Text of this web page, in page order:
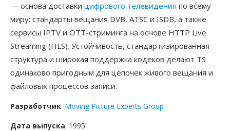
— основа доставки цифрового телевидения по всему
миру: стандарты вещания DVB, ATSC и ISDB, а также
сервисы IPTV и OTT-стриминга на основе HTTP Live
Streaming (HLS). Устойчивость, стандартизированная
структура и широкая поддержка кодеков делают TS
одинаково пригодным для цепочек живого вещания и
файловых процессов записи.
Разработчик: Moving Picture Experts Group
Дата выпуска: 1995